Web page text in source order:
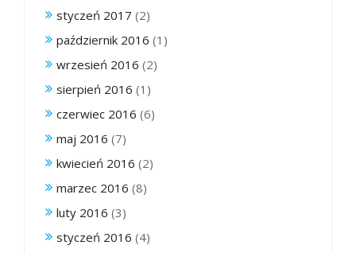
styczeń 2017 (2)
październik 2016 (1)
wrzesień 2016 (2)
sierpień 2016 (1)
czerwiec 2016 (6)
maj 2016 (7)
kwiecień 2016 (2)
marzec 2016 (8)
luty 2016 (3)
styczeń 2016 (4)